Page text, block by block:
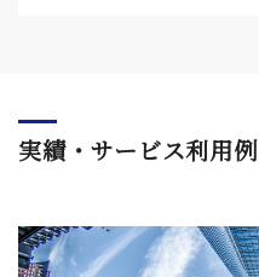
実績・サービス利用例